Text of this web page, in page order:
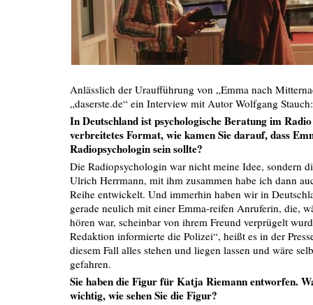
Anlässlich der Uraufführung von „Emma nach
„daserste.de“ ein Interview mit Autor Wolfgang
In Deutschland ist psychologische Beratung im
verbreitetes Format, wie kamen Sie darauf, dass
Radiopsychologin sein sollte?
Die Radiopsychologin war nicht meine Idee, sondern
Ulrich Herrmann, mit ihm zusammen habe ich dann
Reihe entwickelt. Und immerhin haben wir in
gerade neulich mit einer Emma-reifen Anruferin, die,
hören war, scheinbar von ihrem Freund verprügelt
Redaktion informierte die Polizei“, heißt es in der
diesem Fall alles stehen und liegen lassen und wäre
gefahren.
Sie haben die Figur für Katja Riemann entworfen.
wichtig, wie sehen Sie die Figur?